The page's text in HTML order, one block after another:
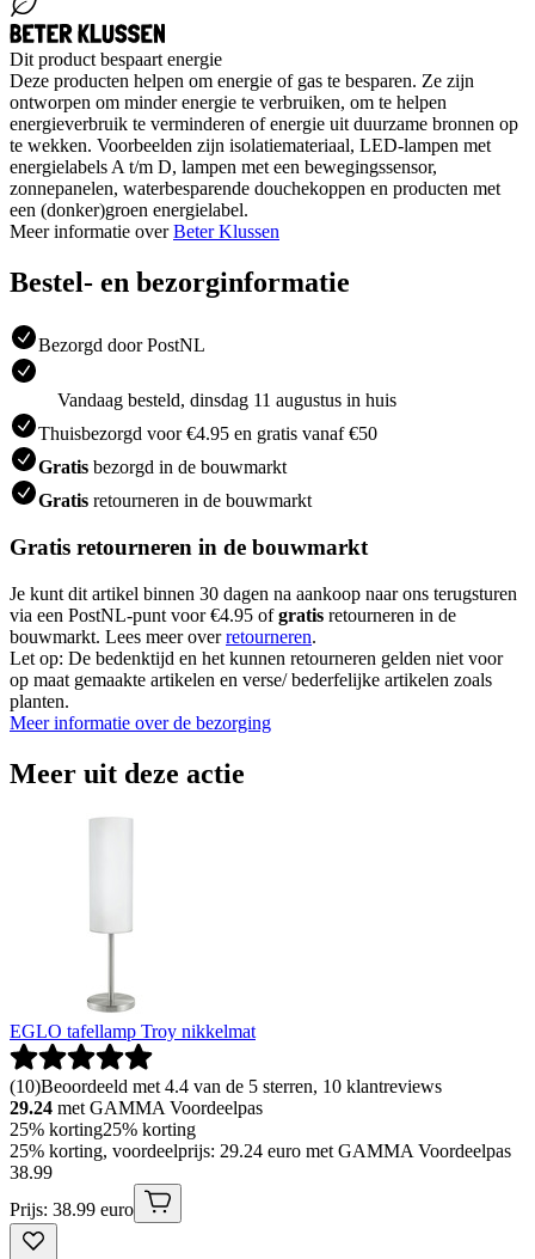
Dit product bespaart energie
Deze producten helpen om energie of gas te besparen. Ze zijn
ontworpen om minder energie te verbruiken, om te helpen
energieverbruik te verminderen of energie uit duurzame bronnen op
te wekken. Voorbeelden zijn isolatiemateriaal, LED-lampen met
energielabels A t/m D, lampen met een bewegingssensor,
zonnepanelen, waterbesparende douchekoppen en producten met
een (donker)groen energielabel.
Meer informatie overBeter Klussen
Bestel- en bezorginformatie
Bezorgd door PostNL
Vandaag besteld, dinsdag 11 augustus in huis
Thuisbezorgd voor €4.95 en gratis vanaf €50
Gratis bezorgd in de bouwmarkt
Gratis retourneren in de bouwmarkt
Gratis retourneren in de bouwmarkt
Je kunt dit artikel binnen 30 dagen na aankoop naar ons terugsturen
via een PostNL-punt voor €4.95 ofgratis retourneren in de
bouwmarkt. Lees meer overretourneren.
Let op: De bedenktijd en het kunnen retourneren gelden niet voor
op maat gemaakte artikelen en verse/ bederfelijke artikelen zoals
planten.
Meer informatie over de bezorging
Meer uit deze actie
EGLO tafellamp Troy nikkelmat
(10)Beoordeeld met 4.4 van de 5 sterren, 10 klantreviews
29.24 met GAMMA Voordeelpas
25% korting25% korting
25% korting, voordeelprijs: 29.24 euro met GAMMA Voordeelpas
38.99
Prijs: 38.99 euro